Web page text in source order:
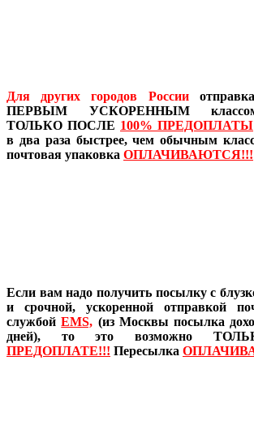
Для других городов России
ПЕРВЫМ УСКОРЕННЫМ классом
ТОЛЬКО ПОСЛЕ 100% ПРЕДОПЛАТЫ
в два раза быстрее, чем обычным
почтовая упаковка ОПЛАЧИВАЮТСЯ!!!
Если вам надо получить посылку с
и срочной, ускоренной отправкой
службой EMS, (из Москвы посылка
дней), то это возможно
ПРЕДОПЛАТЕ!!! Пересылка